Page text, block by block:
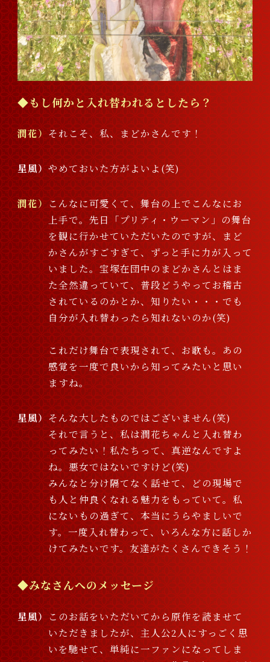
◆もし何かと入れ替われるとしたら？
潤花 それこそ、私、まどかさんです！
星風 やめておいた方がよいよ(笑)
潤花
こんなに可愛くて、舞台の上でこんなにお
上手で。先日「プリティ・ウーマン」の舞台
を観に行かせていただいたのですが、まど
かさんがすごすぎて、ずっと手に力が入って
いました。宝塚在団中のまどかさんとはま
た全然違っていて、普段どうやってお稽古
されているのかとか、知りたい・・・でも
自分が入れ替わったら知れないのか(笑)
これだけ舞台で表現されて、お歌も。あの
感覚を一度で良いから知ってみたいと思い
ますね。
星風
そんな大したものではございません(笑)
それで言うと、私は潤花ちゃんと入れ替わ
ってみたい！私たちって、真逆なんですよ
ね。悪女ではないですけど(笑)
みんなと分け隔てなく話せて、どの現場で
も人と仲良くなれる魅力をもっていて。私
にないもの過ぎて、本当にうらやましいで
す。一度入れ替わって、いろんな方に話しか
けてみたいです。友達がたくさんできそう！
◆みなさんへのメッセージ
星風
このお話をいただいてから原作を読ませて
いただきましたが、主人公2人にすっごく思
いを馳せて、単純に一ファンになってしま